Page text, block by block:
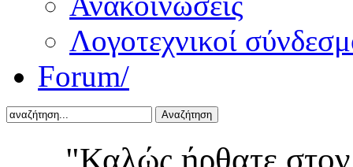
Λογοτεχνικοί
Forum/
Αναζήτηση
"Καλώς ήρθατε